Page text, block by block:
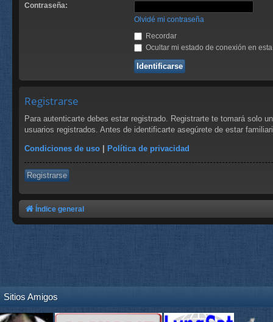
Contraseña:
Olvidé mi contraseña
Recordar
Ocultar mi estado de conexión en
Registrarse
Para autenticarte debes estar registrado. Registrarte te tomará solo
usuarios registrados. Antes de identificarte asegúrete de estar
Condiciones de uso | Política de privacidad
Registrarse
Índice general
Sitios Amigos